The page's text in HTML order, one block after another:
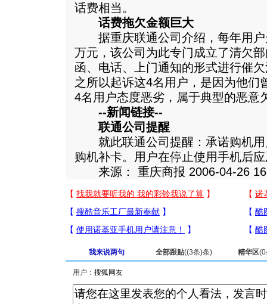
话费相当。
话费拖欠金额巨大
据重庆联通公司介绍，每年用户
万元，该公司为此专门成立了清欠
函、电话、上门通知的形式进行催
之所以起诉这4名用户，是因为他们
4名用户态度恶劣，属于典型的恶意
--新闻链接--
联通公司提醒
就此联通公司提醒：承诺购机用
购机补卡。用户在停止使用手机后
来源： 重庆商报 2006-04-26
我来说两句 全部跟贴((3条)条) 精华区(0
用户：